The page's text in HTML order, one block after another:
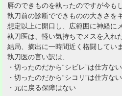
唇のできものを執ったのですが今も
執刀前の診断でできものの大きさを
想定以上に開口し、広範囲に神経に
執刀医は、軽い気持ちでメスを入れ
結局、摘出に一時間近く格闘してい
執刀医の言い訳は、
・切ったのだから“シビレ”は仕方な
・切ったのだから“シコリ”は仕方な
・元に戻る保障はない